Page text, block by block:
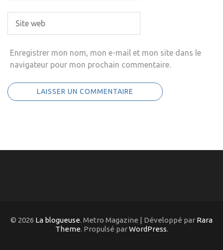
Enregistrer mon nom, mon e-mail et mon site dans le
navigateur pour mon prochain commentaire.
© 2026 La blogueuse. Metro Magazine | Développé par Rara
Theme. Propulsé parWordPress.